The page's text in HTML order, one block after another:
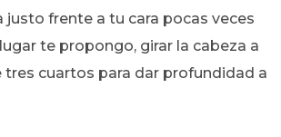
justo frente a tu cara pocas veces
te propongo, girar la cabeza a
tres cuartos para dar profundidad a